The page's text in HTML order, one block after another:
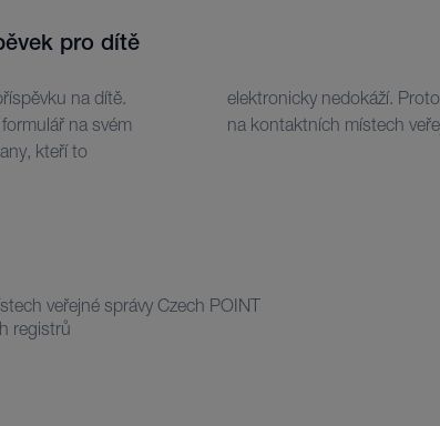
pro dítě
na dítě.
na svém
kteří to
tuto agendu
na kontaktních místech
veřejné správy Czech POINT
registrů